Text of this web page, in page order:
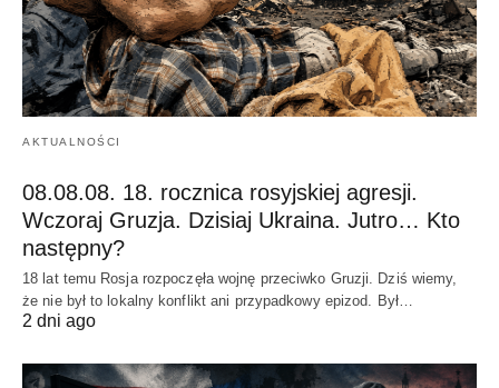
AKTUALNOŚCI
08.08.08. 18. rocznica rosyjskiej agresji.
Wczoraj Gruzja. Dzisiaj Ukraina. Jutro… Kto
następny?
18 lat temu Rosja rozpoczęła wojnę przeciwko Gruzji. Dziś wiemy,
że nie był to lokalny konflikt ani przypadkowy epizod. Był…
2 dni ago